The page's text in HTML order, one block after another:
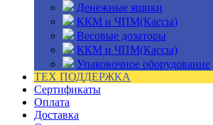
Денежные ящики
ККМ и ЧПМ(Кассы)
Весовые дозаторы
ККМ и ЧПМ(Кассы)
Упаковочное оборудование
ТЕХ ПОДДЕРЖКА
Сертификаты
Оплата
Доставка